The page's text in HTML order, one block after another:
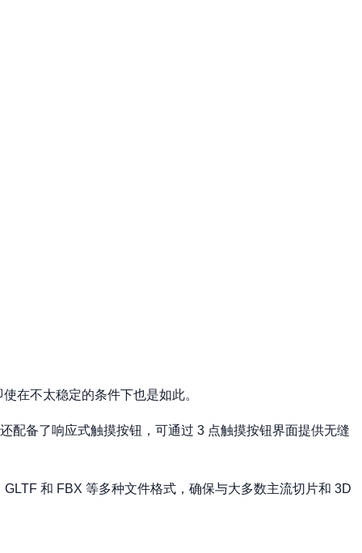
在不太稳定的条件下也是如此。
配备了响应式触摸按钮，可通过 3 点触摸按钮界面提供无缝
和 FBX 等多种文件格式，确保与大多数主流切片和 3D